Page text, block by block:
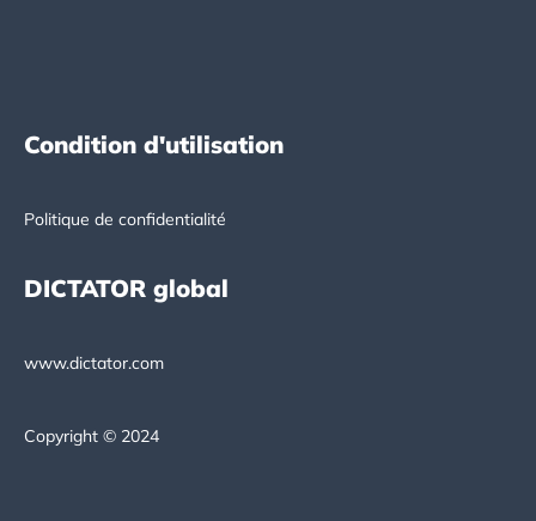
Condition d'utilisation
Politique de confidentialité
DICTATOR global
www.dictator.com
Copyright © 2024